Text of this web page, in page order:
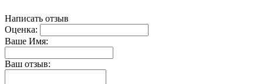
Написать отзыв
Оценка:
Ваше Имя:
Ваш отзыв: